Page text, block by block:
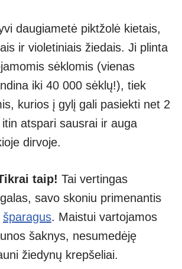
daugiametė piktžolė kietais,
ir violetiniais žiedais. Ji plinta
sėklomis (vienas
iki 40 000 sėklų!), tiek
kurios į gylį gali pasiekti net 2
atspari sausrai ir auga
dirvoje.
taip! Tai vertingas
savo skoniu primenantis
šparagus. Maistui vartojamos
šaknys, nesumedėję
žiedynų krepšeliai.